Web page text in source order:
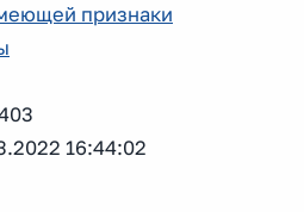
признаки
16:44:02